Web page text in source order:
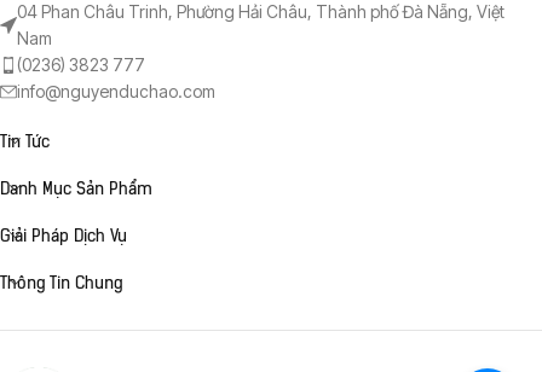
04 Phan Châu Trinh, Phường Hải Châu, Thành phố Đà Nẵng, Việt
Nam
(0236) 3823 777
info@nguyenduchao.com
Tin Tức
Danh Mục Sản Phẩm
Giải Pháp Dịch Vụ
Thông Tin Chung